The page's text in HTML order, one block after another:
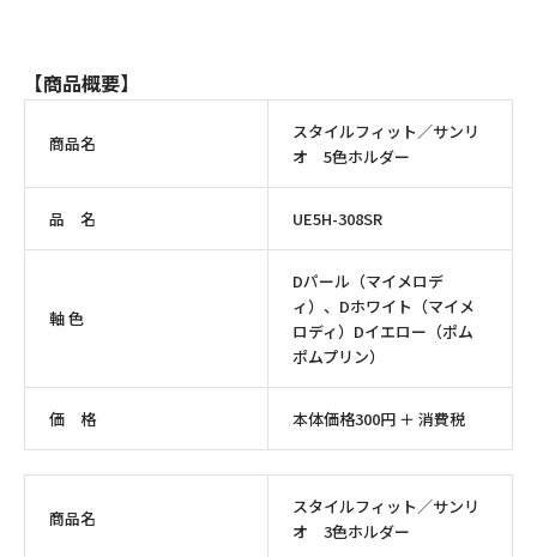
【商品概要】
商品名
スタイルフィット／サンリ
オ 5色ホルダー
品 名 UE5H-308SR
軸 色
Dパール（マイメロデ
ィ）、Dホワイト（マイメ
ロディ）Dイエロー（ポム
ポムプリン）
価 格 本体価格300円 ＋ 消費税
商品名
スタイルフィット／サンリ
オ 3色ホルダー